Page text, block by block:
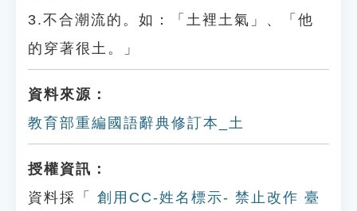
3.不合潮流的。如：「土裡土氣」、「他
的穿著很土。」
資料來源：
教育部重編國語辭典修訂本_土
授權資訊：
資料採「
創用CC-姓名標示- 禁止改作 臺